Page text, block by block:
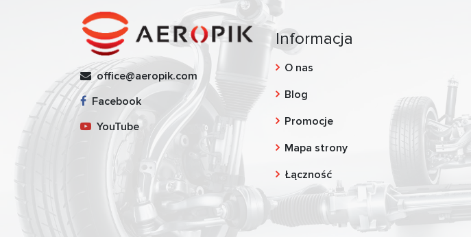
office@aeropik.com
Facebook
YouTube
Informacja
O nas
Blog
Promocje
Mapa strony
Łączność